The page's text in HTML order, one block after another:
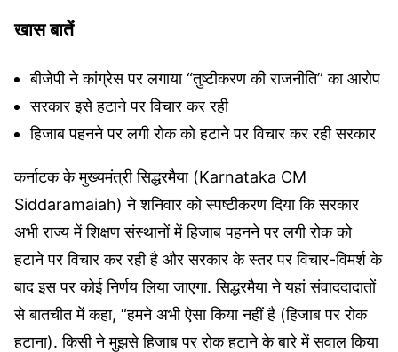
खास बातें
बीजेपी ने कांग्रेस पर लगाया “तुष्टीकरण की राजनीति” का आरोप
सरकार इसे हटाने पर विचार कर रही
हिजाब पहनने पर लगी रोक को हटाने पर विचार कर रही सरकार
कर्नाटक के मुख्यमंत्री सिद्धरमैया (Karnataka CM
Siddaramaiah) ने शनिवार को स्पष्टीकरण दिया कि सरकार
अभी राज्य में शिक्षण संस्थानों में हिजाब पहनने पर लगी रोक को
हटाने पर विचार कर रही है और सरकार के स्तर पर विचार-विमर्श के
बाद इस पर कोई निर्णय लिया जाएगा. सिद्धरमैया ने यहां संवाददादातों
से बातचीत में कहा, “हमने अभी ऐसा किया नहीं है (हिजाब पर रोक
हटाना). किसी ने मुझसे हिजाब पर रोक हटाने के बारे में सवाल किया